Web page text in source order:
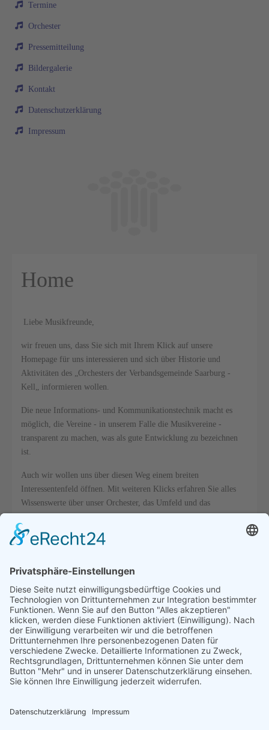
Termine
Orchester
Pressemitteilung
Bildergalerie
Kontakt
Datenschutzerklärung
Impressum
Home
Liebe Musikfreunde,
wir freuen uns, dass Sie sich mit Ihrem Klick auf unsere
Homepage für uns interessieren und sich über Historie und
Aktivitäten des „Orchesters der Verbandsgemeinde Saarburg -
Kell„ informieren wollen.
Die neue Informations- und Kommunikationstechnik macht es
möglich, die Vereine - in unserem Falle die Musikvereine -
transparent zu machen, was als gute Entwicklung zu bezeichnen
ist.
Auch wir wollen uns über diesen Weg einem breiten
Interessentenfeld öffnen. Mit weiteren Klicks erfahren Sie alles
Wissenswerte über unser Orchester, das Umfeld und das
und zukünftige Aktivitäten.
aufbereiteten Informationen oder fragen Sie unter den
Mit musikalischen Grüßen,
Erwin Berens
1. Vorsitzender des Orchesters